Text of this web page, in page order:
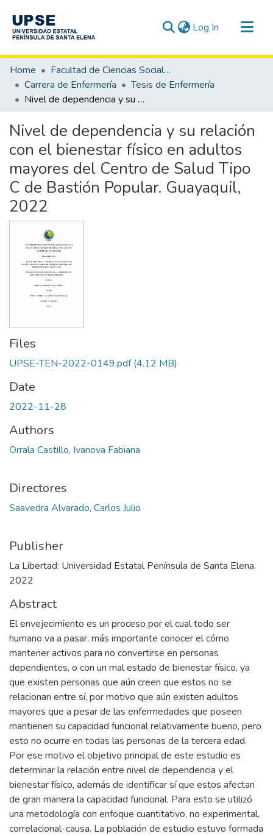
Log In (current)
Communities & Collections
All of DSpace
Statistics
Home
Facultad de Ciencias Sociales y de la Salud
Carrera de Enfermería
Tesis de Enfermería
Nivel de dependencia y su relación con el bienestar físico en adultos mayores del Centro de Salud Tipo C de Bastión Popular. Guayaquil, 2022
Nivel de dependencia y su relación
con el bienestar físico en adultos
mayores del Centro de Salud Tipo
C de Bastión Popular. Guayaquil,
2022
Files
UPSE-TEN-2022-0149.pdf(4.12 MB)
Date
2022-11-28
Authors
Orrala Castillo, Ivanova Fabiana
Directores
Saavedra Alvarado, Carlos Julio
Publisher
La Libertad: Universidad Estatal Península de Santa Elena.
2022
Abstract
El envejecimiento es un proceso por el cual todo ser
humano va a pasar, más importante conocer el cómo
mantener activos para no convertirse en personas
dependientes, o con un mal estado de bienestar físico, ya
que existen personas que aún creen que estos no se
relacionan entre sí, por motivo que aún existen adultos
mayores que a pesar de las enfermedades que poseen
mantienen su capacidad funcional relativamente bueno, pero
esto no ocurre en todas las personas de la tercera edad.
Por ese motivo el objetivo principal de este estudio es
determinar la relación entre nivel de dependencia y el
bienestar físico, además de identificar sí que estos afectan
de gran manera la capacidad funcional. Para esto se utilizó
una metodología con enfoque cuantitativo, no experimental,
correlacional-causa. La población de estudio estuvo formada